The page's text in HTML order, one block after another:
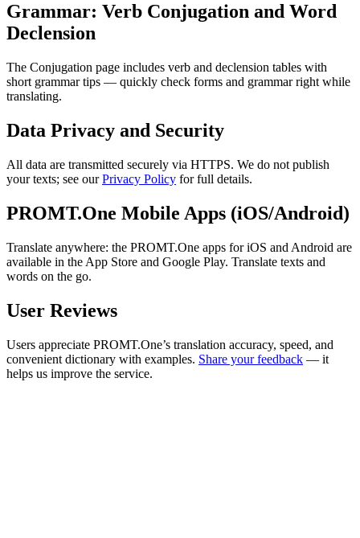
Grammar: Verb Conjugation and Word
Declension
The Conjugation page includes verb and declension tables with
short grammar tips — quickly check forms and grammar right while
translating.
Data Privacy and Security
All data are transmitted securely via HTTPS. We do not publish
your texts; see ourPrivacy Policy for full details.
PROMT.One Mobile Apps (iOS/Android)
Translate anywhere: the PROMT.One apps for iOS and Android are
available in the App Store and Google Play. Translate texts and
words on the go.
User Reviews
Users appreciate PROMT.One’s translation accuracy, speed, and
convenient dictionary with examples. Share your feedback — it
helps us improve the service.